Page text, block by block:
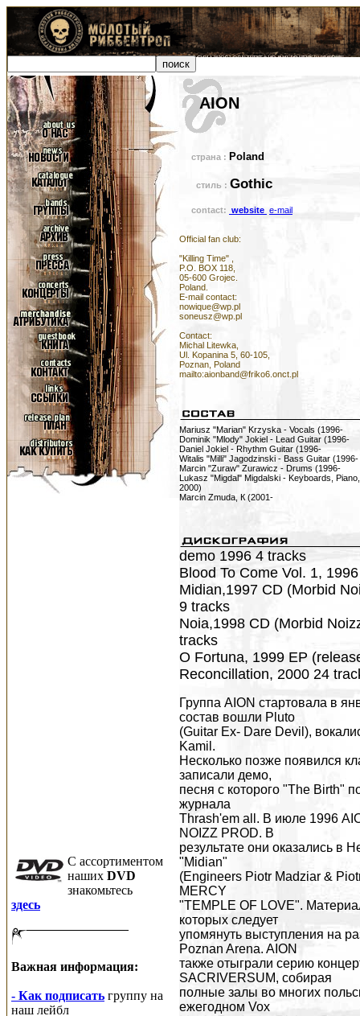
C ассортиментом
наших DVD
знакомьтесь
здесь
Важная информация:
- Как подписать группу на
наш лейбл
AION
страна : Poland
стиль : Gothic
contact: website e-mail
Official fan club:
"Killing Time" ,
P.O. BOX 118,
05-600 Grojec.
Poland.
E-mail contact:
nowique@wp.pl
soneusz@wp.pl
Contact:
Michal Litewka,
Ul. Kopanina 5, 60-105,
Poznan, Poland
mailto:aionband@friko6.onct.pl
Mariusz "Marian" Krzyska - Vocals (1996-
Dominik "Mlody" Jokiel - Lead Guitar (1996-
Daniel Jokiel - Rhythm Guitar (1996-
Witalis "Milli" Jagodzinski - Bass Guitar (1996-
Marcin "Zuraw" Zurawicz - Drums (1996-
Lukasz "Migdal" Migdalski - Keyboards,
2000)
Marcin Zmuda, К (2001-
demo 1996 4 tracks
Blood To Come Vol. 1,
Midian,1997 CD (Morbid
9 tracks
Noia,1998 CD (Morbid
tracks
O Fortuna, 1999 EP
Reconcillation, 2000 24
Группа AION стартовала в
состав вошли Pluto
(Guitar Ex- Dare Devil),
Kamil.
Несколько позже появился
записали демо,
песня с которого "The Birth"
журнала
Thrash'em all. В июле 1996
NOIZZ PROD. В
результате они оказались в
"Midian"
(Engineers Piotr Madziar &
MERCY
"TEMPLE OF LOVE".
которых следует
упомянуть выступления на
Poznan Arena. AION
также отыграли серию
SACRIVERSUM, собирая
полные залы во многих
ежегодном Vox